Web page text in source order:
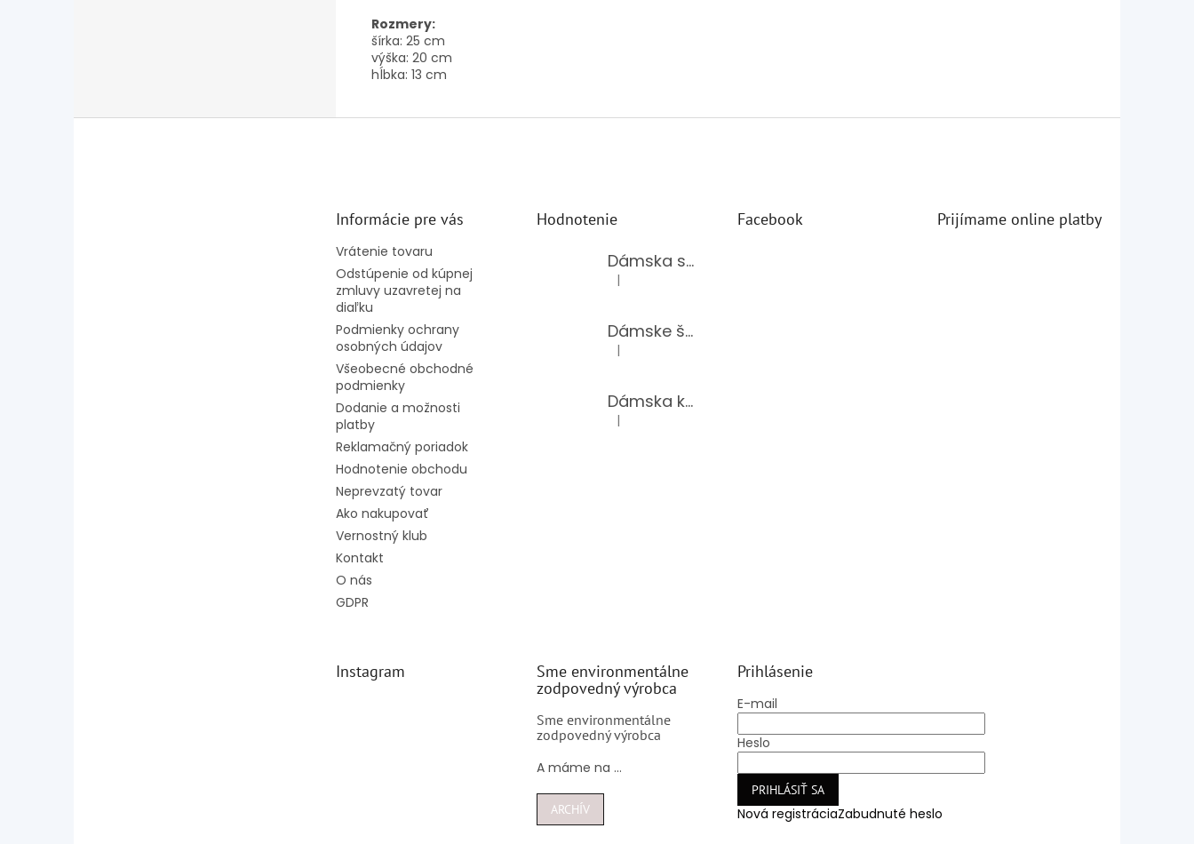
Rozmery:
šírka: 25 cm
výška: 20 cm
hĺbka: 13 cm
Informácie pre vás
Vrátenie tovaru
Odstúpenie od kúpnej
zmluvy uzavretej na
diaľku
Podmienky ochrany
osobných údajov
Všeobecné obchodné
podmienky
Dodanie a možnosti
platby
Reklamačný poriadok
Hodnotenie obchodu
Neprevzatý tovar
Ako nakupovať
Vernostný klub
Kontakt
O nás
GDPR
Hodnotenie
Dámska súprava 62875/BLACK
Hodnotenie produktu je 5 z 5 hviezdičiek.
|
Dámske šaty 62888/BLUE
Hodnotenie produktu je 5 z 5 hviezdičiek.
|
Dámska kožená kabelka TS-112-14/CHOCO
Hodnotenie produktu je 5 z 5 hviezdičiek.
|
Facebook Prijímame online platby
Instagram
Sme environmentálne
zodpovedný výrobca
Sme environmentálne
zodpovedný výrobca
A máme na ...
ARCHÍV
Prihlásenie
E-mail
Heslo
PRIHLÁSIŤ SA
Nová registráciaZabudnuté heslo